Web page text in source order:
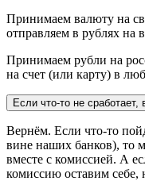
Принимаем валюту на
отправляем в рублях на
Принимаем рубли на
на счет (или карту) в
Если что-то не сработает,
Вернём. Если что-то
вине наших банков), то
вместе с комиссией. А
комиссию оставим себе,